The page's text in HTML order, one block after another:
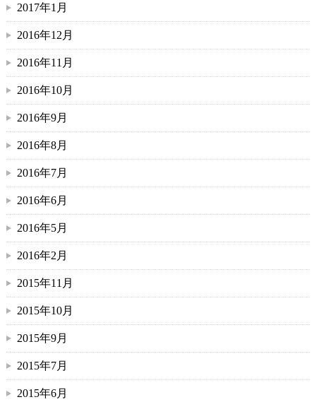
2017年1月
2016年12月
2016年11月
2016年10月
2016年9月
2016年8月
2016年7月
2016年6月
2016年5月
2016年2月
2015年11月
2015年10月
2015年9月
2015年7月
2015年6月